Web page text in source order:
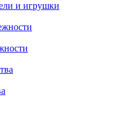
и игрушки